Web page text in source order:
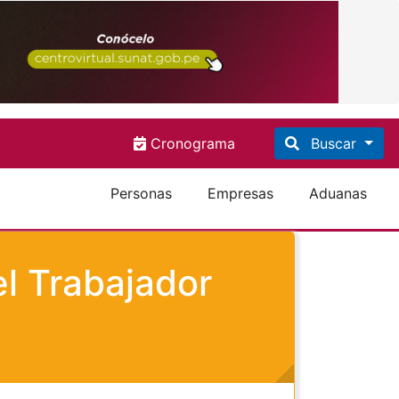
Cronograma Buscar
Personas Empresas Aduanas
Trabajador